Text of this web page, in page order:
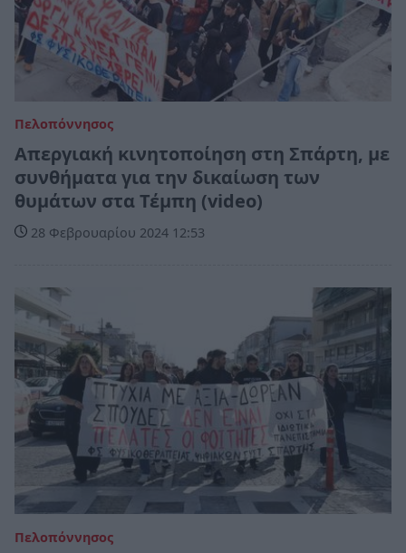
Πελοπόννησος
Απεργιακή κινητοποίηση στη Σπάρτη, με
συνθήματα για την δικαίωση των
θυμάτων στα Τέμπη (video)
28 Φεβρουαρίου 2024 12:53
Πελοπόννησος